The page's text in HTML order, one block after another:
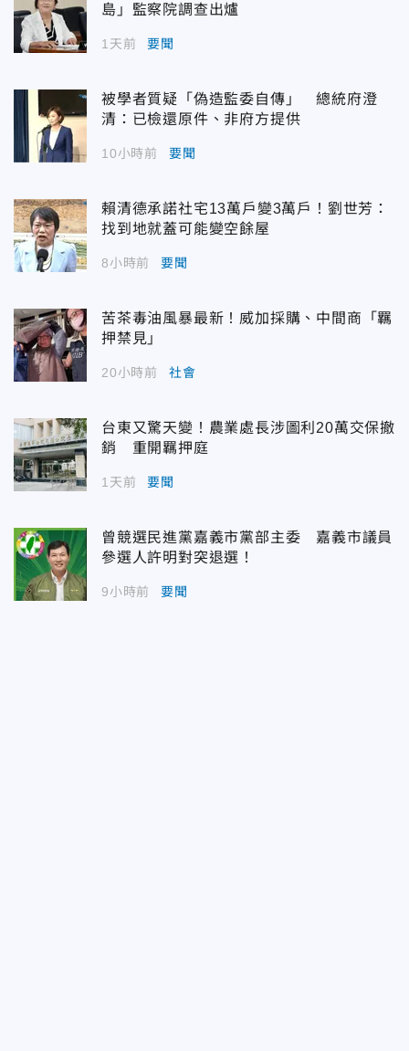
島」監察院調查出爐
1天前 要聞
被學者質疑「偽造監委自傳」 總統府澄
清：已檢還原件、非府方提供
10小時前 要聞
賴清德承諾社宅13萬戶變3萬戶！劉世芳：
找到地就蓋可能變空餘屋
8小時前 要聞
苦茶毒油風暴最新！威加採購、中間商「羈
押禁見」
20小時前 社會
台東又驚天變！農業處長涉圖利20萬交保撤
銷 重開羈押庭
1天前 要聞
曾競選民進黨嘉義市黨部主委 嘉義市議員
參選人許明對突退選！
9小時前 要聞